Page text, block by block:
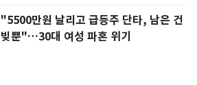
"5500만원 날리고 급등주 단타, 남은 건
빚뿐"…30대 여성 파혼 위기